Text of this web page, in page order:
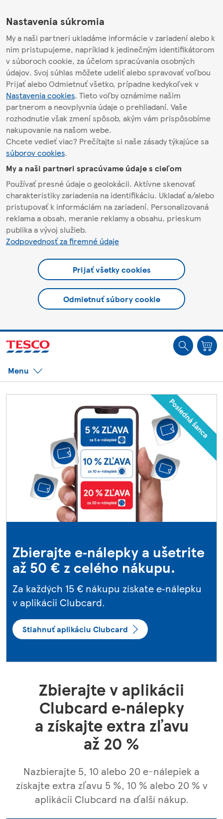
Nastavenia súkromia
My a naši partneri ukladáme informácie v zariadení alebo k
nim pristupujeme, napríklad k jedinečným identifikátorom
v súboroch cookie, za účelom spracúvania osobných
údajov. Svoj súhlas môžete udeliť alebo spravovať voľbou
Prijať alebo Odmietnuť všetko, prípadne kedykoľvek v
Nastavenia cookies. Tieto voľby oznámime našim
partnerom a neovplyvnia údaje o prehliadaní. Vaše
rozhodnutie však zmení spôsob, akým vám prispôsobíme
nakupovanie na našom webe.
Chcete vedieť viac? Prečítajte si naše zásady týkajúce sa
súborov cookies.
My a naši partneri spracúvame údaje s cieľom
Používať presné údaje o geolokácii. Aktívne skenovať
charakteristiky zariadenia na identifikáciu. Ukladať a/alebo
pristupovať k informáciám na zariadení. Personalizovaná
reklama a obsah, meranie reklamy a obsahu, prieskum
publika a vývoj služieb.
Zodpovednosť za firemné údaje
Prijať všetky cookies
Odmietnuť súbory cookie
Ste offline. Niektoré funkcie môžu byť nedostupné.
Menu
Zbierajte e‑nálepky a ušetrite
až 50 € z celého nákupu.
Za každých 15 € nákupu získate e‑nálepku
v aplikácii Clubcard.
Stiahnuť aplikáciu Clubcard
Zbierajte v aplikácii
Clubcard e‑nálepky
a získajte extra zľavu
až 20 %
Nazbierajte 5, 10 alebo 20 e-nálepiek a
získajte extra zľavu 5 %, 10 % alebo 20 % v
aplikácii Clubcard na ďalší nákup.